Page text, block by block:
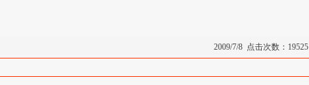
2009/7/8 点击次数：19525